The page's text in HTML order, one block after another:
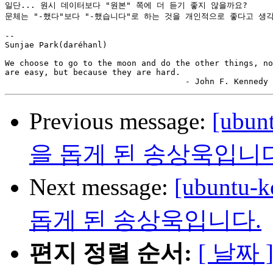
일단... 원시 데이터보다 "원본" 쪽에 더 듣기 좋지 않을까요?
문체는 "-했다"보다 "-했습니다"로 하는 것을 개인적으로 좋다고 생
--
Sunjae Park(daréhanl)
We choose to go to the moon and do the other things,
are easy, but because they are hard.
Previous message:
을 돕게 된 송상욱입니
Next message: [ubuntu-
돕게 된 송상욱입니다.
편지 정렬 순서: [ 날짜 ]